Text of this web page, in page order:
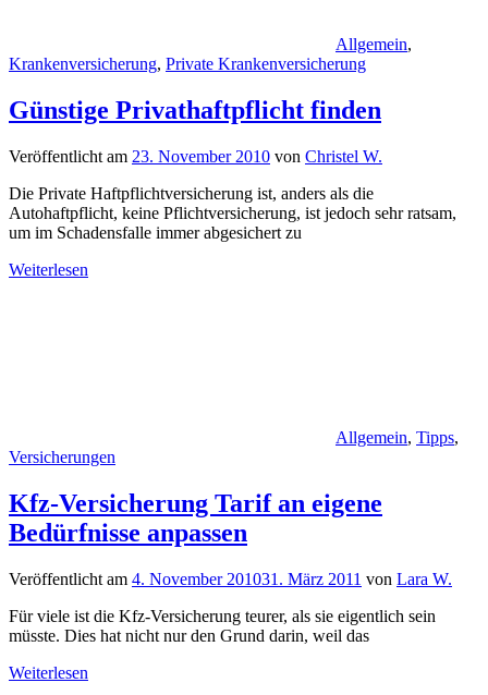
Allgemein,
Krankenversicherung, Private Krankenversicherung
Günstige Privathaftpflicht finden
Veröffentlicht am 23. November 2010 von Christel W.
Die Private Haftpflichtversicherung ist, anders als die
Autohaftpflicht, keine Pflichtversicherung, ist jedoch sehr ratsam,
um im Schadensfalle immer abgesichert zu
Weiterlesen
Allgemein, Tipps,
Versicherungen
Kfz-Versicherung Tarif an eigene
Bedürfnisse anpassen
Veröffentlicht am 4. November 201031. März 2011 von Lara W.
Für viele ist die Kfz-Versicherung teurer, als sie eigentlich sein
müsste. Dies hat nicht nur den Grund darin, weil das
Weiterlesen